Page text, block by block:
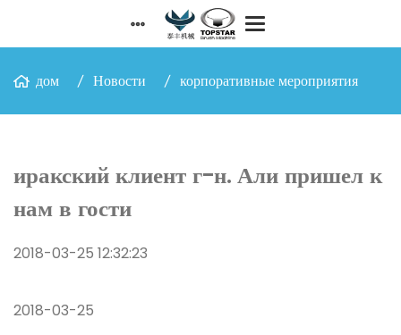
дом Новости корпоративные мероприятия
иракский клиент г-н. Али пришел к
нам в гости
2018-03-25 12:32:23
2018-03-25